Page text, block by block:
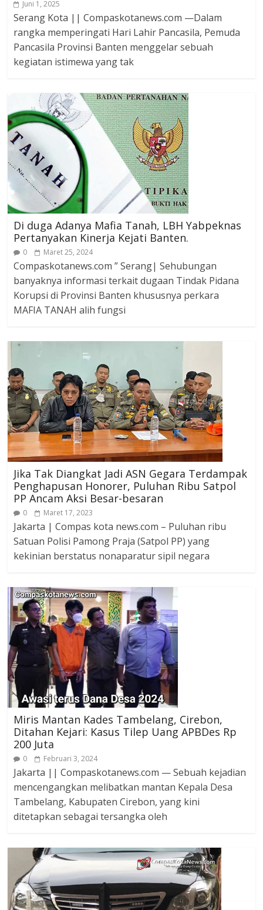
Juni 1, 2025
Serang Kota || Compaskotanews.com —Dalam
rangka memperingati Hari Lahir Pancasila, Pemuda
Pancasila Provinsi Banten menggelar sebuah
kegiatan istimewa yang tak
Di duga Adanya Mafia Tanah, LBH Yabpeknas
Pertanyakan Kinerja Kejati Banten.
0 Maret 25, 2024
Compaskotanews.com ” Serang| Sehubungan
banyaknya informasi terkait dugaan Tindak Pidana
Korupsi di Provinsi Banten khususnya perkara
MAFIA TANAH alih fungsi
Jika Tak Diangkat Jadi ASN Gegara Terdampak
Penghapusan Honorer, Puluhan Ribu Satpol
PP Ancam Aksi Besar-besaran
0 Maret 17, 2023
Jakarta | Compas kota news.com – Puluhan ribu
Satuan Polisi Pamong Praja (Satpol PP) yang
kekinian berstatus nonaparatur sipil negara
Miris Mantan Kades Tambelang, Cirebon,
Ditahan Kejari: Kasus Tilep Uang APBDes Rp
200 Juta
0 Februari 3, 2024
Jakarta || Compaskotanews.com — Sebuah kejadian
mencengangkan melibatkan mantan Kepala Desa
Tambelang, Kabupaten Cirebon, yang kini
ditetapkan sebagai tersangka oleh